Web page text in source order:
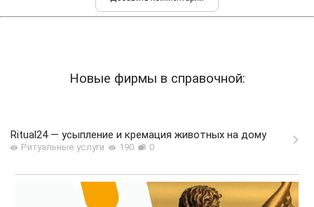
Новые фирмы в справочной:
Ritual24 — усыпление и кремация животных на дому
Ритуальные услуги 190 0